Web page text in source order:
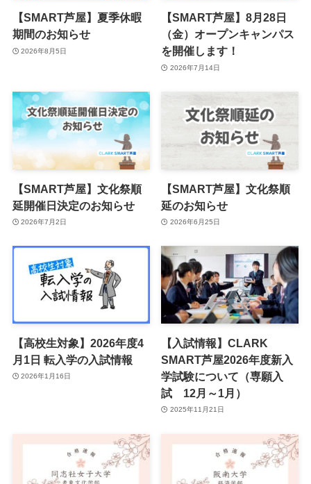
【SMART芦屋】夏季休暇
期間のお知らせ
2026年8月5日
【SMART芦屋】8月28日
（金）オープンキャンパス
を開催します！
2026年7月14日
【SMART芦屋】文化祭順
延開催日決定のお知らせ
2026年7月2日
【SMART芦屋】文化祭順
延のお知らせ
2026年6月25日
【高校生対象】2026年度4
月1日 転入学の入試情報
2026年1月16日
【入試情報】CLARK
SMART芦屋2026年度新入
学試験について（専願入
試 12月～1月）
2025年11月21日